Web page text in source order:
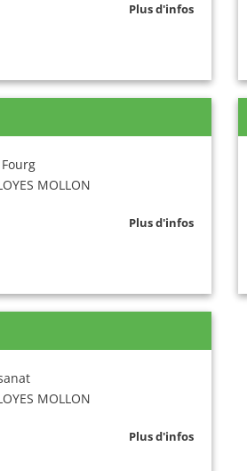
Plus d'infos
MOLLON
Plus d'infos
MOLLON
Plus d'infos